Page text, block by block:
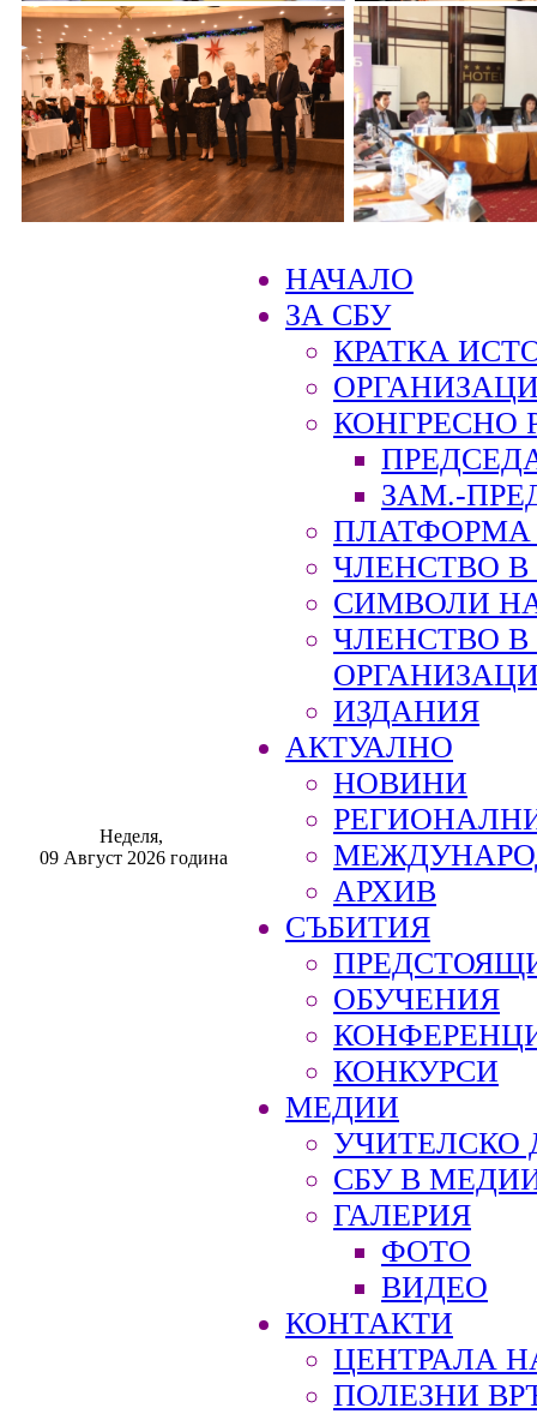
Неделя,
09 Август 2026 година
НАЧАЛО
ЗА СБУ
КРАТКА
КОНГРЕСНО
ЗАМ.-
ПЛАТФОРМА
ЧЛЕНСТВО В
СИМВОЛИ
ЧЛЕНСТВО
ИЗДАНИЯ
АКТУАЛНО
НОВИНИ
АРХИВ
СЪБИТИЯ
ОБУЧЕНИЯ
КОНКУРСИ
МЕДИИ
УЧИТЕЛСКО
СБУ В
ГАЛЕРИЯ
ФОТО
ВИДЕО
КОНТАКТИ
ЦЕНТРАЛА
ПОЛЕЗНИ